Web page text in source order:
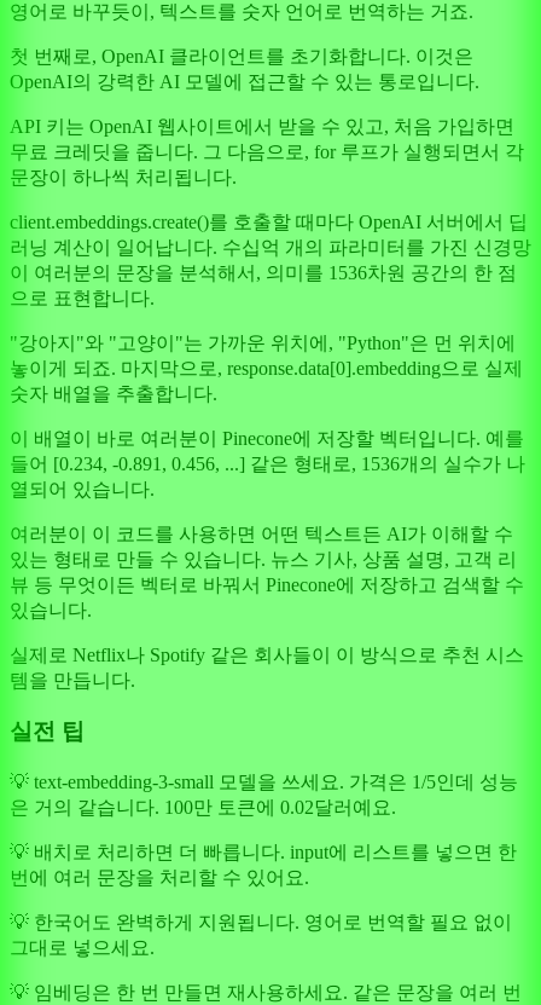
영어로 바꾸듯이, 텍스트를 숫자 언어로 번역하는 거죠.
첫 번째로, OpenAI 클라이언트를 초기화합니다. 이것은
OpenAI의 강력한 AI 모델에 접근할 수 있는 통로입니다.
API 키는 OpenAI 웹사이트에서 받을 수 있고, 처음 가입하면
무료 크레딧을 줍니다. 그 다음으로, for 루프가 실행되면서 각
문장이 하나씩 처리됩니다.
client.embeddings.create()를 호출할 때마다 OpenAI 서버에서 딥
러닝 계산이 일어납니다. 수십억 개의 파라미터를 가진 신경망
이 여러분의 문장을 분석해서, 의미를 1536차원 공간의 한 점
으로 표현합니다.
"강아지"와 "고양이"는 가까운 위치에, "Python"은 먼 위치에
놓이게 되죠. 마지막으로, response.data[0].embedding으로 실제
숫자 배열을 추출합니다.
이 배열이 바로 여러분이 Pinecone에 저장할 벡터입니다. 예를
들어 [0.234, -0.891, 0.456, ...] 같은 형태로, 1536개의 실수가 나
열되어 있습니다.
여러분이 이 코드를 사용하면 어떤 텍스트든 AI가 이해할 수
있는 형태로 만들 수 있습니다. 뉴스 기사, 상품 설명, 고객 리
뷰 등 무엇이든 벡터로 바꿔서 Pinecone에 저장하고 검색할 수
있습니다.
실제로 Netflix나 Spotify 같은 회사들이 이 방식으로 추천 시스
템을 만듭니다.
실전 팁
💡 text-embedding-3-small 모델을 쓰세요. 가격은 1/5인데 성능
은 거의 같습니다. 100만 토큰에 0.02달러예요.
💡 배치로 처리하면 더 빠릅니다. input에 리스트를 넣으면 한
번에 여러 문장을 처리할 수 있어요.
💡 한국어도 완벽하게 지원됩니다. 영어로 번역할 필요 없이
그대로 넣으세요.
💡 임베딩은 한 번 만들면 재사용하세요. 같은 문장을 여러 번